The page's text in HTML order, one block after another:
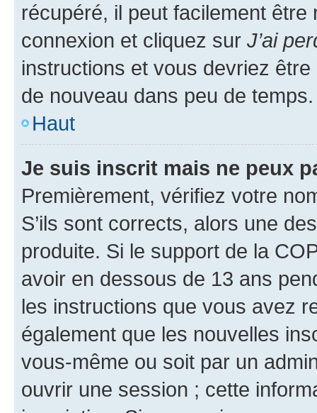
récupéré, il peut facilement
connexion et cliquez sur J’ai
instructions et vous devriez
de nouveau dans peu de temps.
Haut
Je suis inscrit mais ne peux
Premièrement, vérifiez votre
S’ils sont corrects, alors une
produite. Si le support de la
avoir en dessous de 13 ans
les instructions que vous avez
également que les nouvelles
vous-même ou soit par un
ouvrir une session ; cette